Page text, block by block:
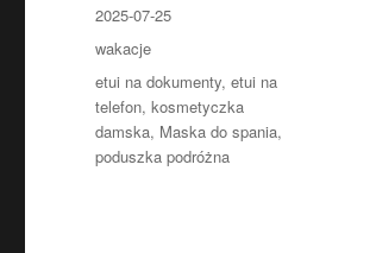
Opublikowano
2025-07-25
Kategorie
wakacje
Tagi
etui na dokumenty,etui na
telefon,kosmetyczka
damska, Maska do spania,
poduszka podróżna